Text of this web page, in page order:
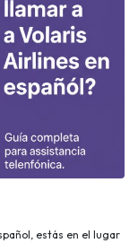
estás en el lugar